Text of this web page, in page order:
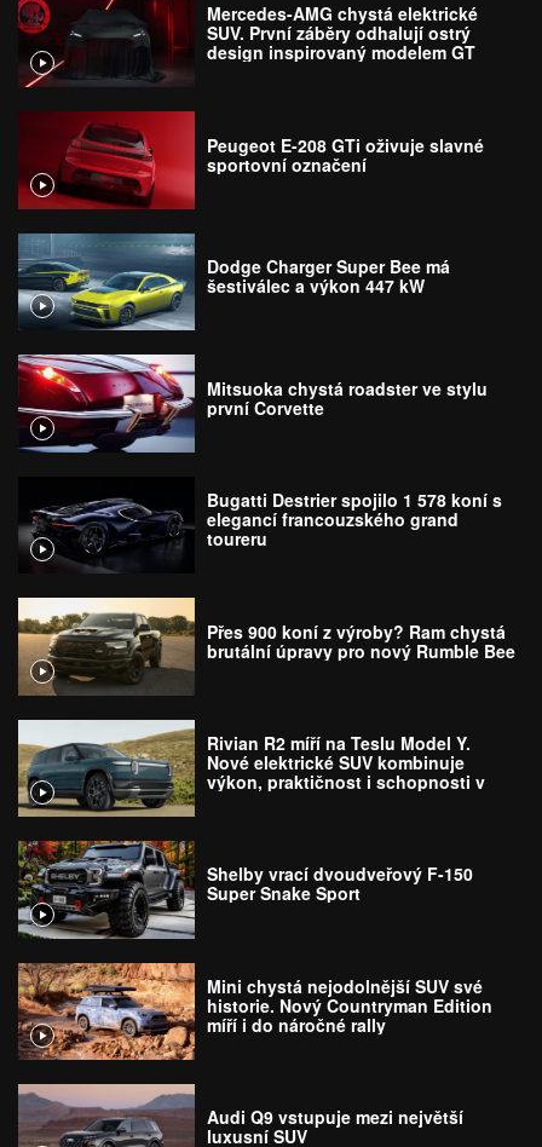
Mercedes-AMG chystá elektrické
SUV. První záběry odhalují ostrý
design inspirovaný modelem GT
Peugeot E-208 GTi oživuje slavné
sportovní označení
Dodge Charger Super Bee má
šestiválec a výkon 447 kW
Mitsuoka chystá roadster ve stylu
první Corvette
Bugatti Destrier spojilo 1 578 koní s
elegancí francouzského grand
toureru
Přes 900 koní z výroby? Ram chystá
brutální úpravy pro nový Rumble Bee
Rivian R2 míří na Teslu Model Y.
Nové elektrické SUV kombinuje
výkon, praktičnost i schopnosti v
Shelby vrací dvoudveřový F-150
Super Snake Sport
Mini chystá nejodolnější SUV své
historie. Nový Countryman Edition
míří i do náročné rally
Audi Q9 vstupuje mezi největší
luxusní SUV